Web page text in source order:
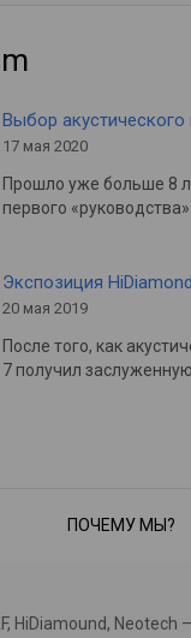
Выбор акустического
17 мая 2020
Прошло уже больше 8
первого «руководства»
Экспозиция
20 мая 2019
После того, как
7 получил
ПОЧЕМУ МЫ?
HiDiamound,